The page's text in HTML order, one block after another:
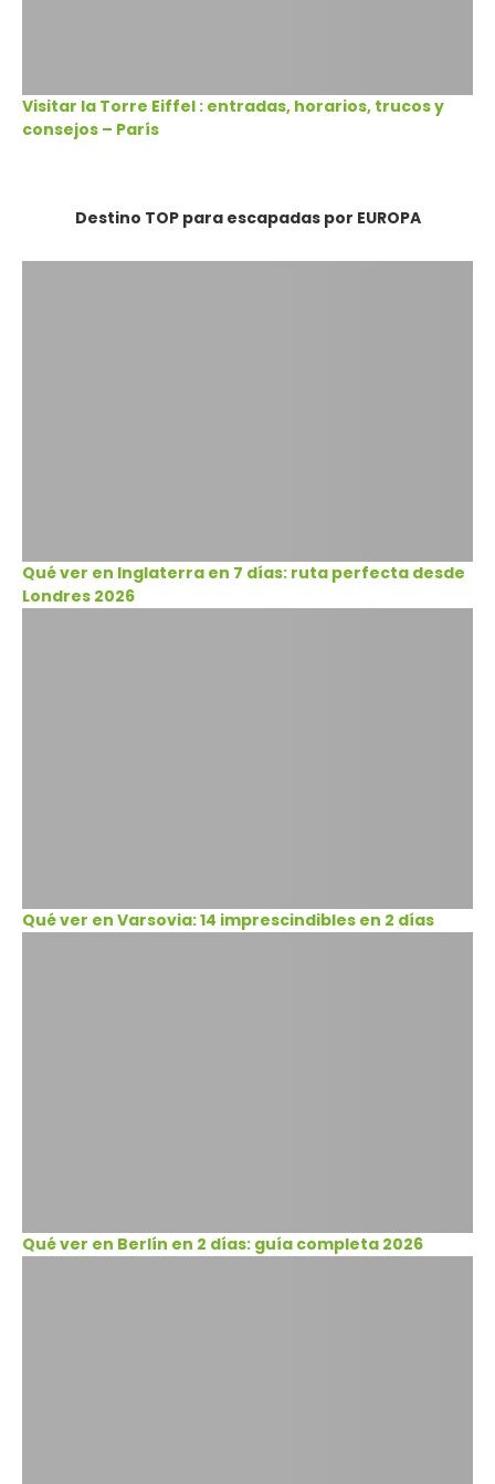
Visitar la Torre Eiffel : entradas, horarios, trucos y
consejos – París
Destino TOP para escapadas por EUROPA
Qué ver en Inglaterra en 7 días: ruta perfecta desde
Londres 2026
Qué ver en Varsovia: 14 imprescindibles en 2 días
Qué ver en Berlín en 2 días: guía completa 2026